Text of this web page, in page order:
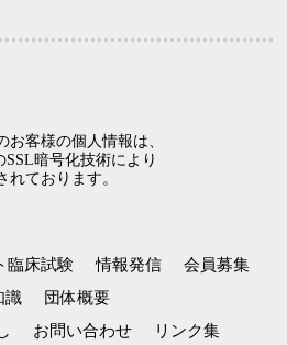
お客様の個人情報は、
SSL暗号化技術により
れております。
臨床試験 情報発信
会員募集
識
団体概要
お問い合わせ リンク集